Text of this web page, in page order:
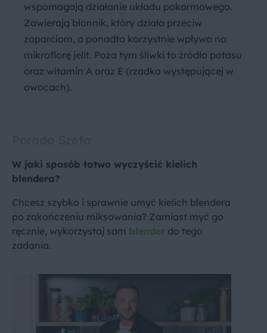
wspomagają działanie układu pokarmowego.
Zawierają błonnik, który działa przeciw
zaparciom, a ponadto korzystnie wpływa na
mikroflorę jelit. Poza tym śliwki to źródło potasu
oraz witamin A oraz E (rzadko występującej w
owocach).
W jaki sposób łatwo wyczyścić kielich
blendera?
Chcesz szybko i sprawnie umyć kielich blendera
po zakończeniu miksowania? Zamiast myć go
ręcznie, wykorzystaj sam blender do tego
zadania.